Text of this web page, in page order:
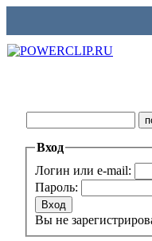
Вход
Логин или e-mail:
Пароль: